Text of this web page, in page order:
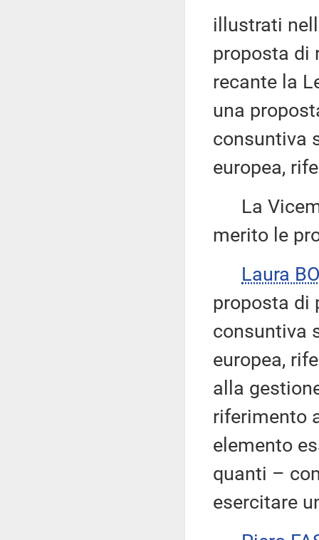
illustrati
proposta di
recante la
una
consuntiva
europea,
La
merito le
Laura
proposta di
consuntiva
europea,
alla
riferimento
elemento
quanti –
esercitare